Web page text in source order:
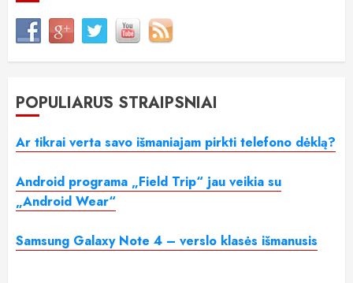
POPULIARŪS STRAIPSNIAI
Ar tikrai verta savo išmaniajam pirkti telefono dėklą?
Android programa „Field Trip“ jau veikia su
„Android Wear“
Samsung Galaxy Note 4 – verslo klasės išmanusis